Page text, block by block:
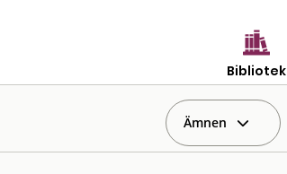
Bibliotek
Ämnen